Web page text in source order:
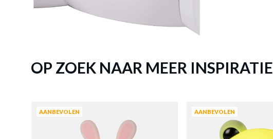
OP ZOEK NAAR MEER INSPIRATIE
AANBEVOLEN AANBEVOLEN